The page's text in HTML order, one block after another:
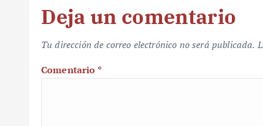
Deja un comentario
Tu dirección de correo electrónico no será publicada.
Comentario *